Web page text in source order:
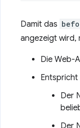
Damit das
angezeigt wird,
Die Web-
Entspricht
Der
Der